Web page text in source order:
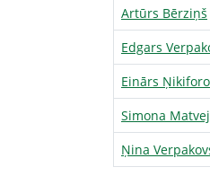
Artūrs Bērziņš
Edgars
Einārs
Simona
Ņina